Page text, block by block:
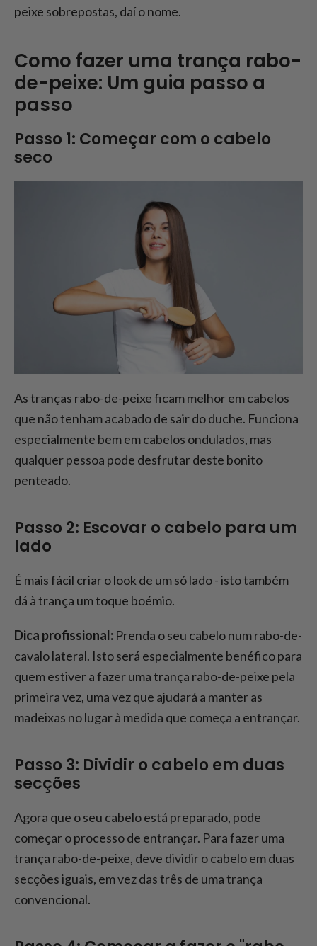
peixe sobrepostas, daí o nome.
Como fazer uma trança rabo-
de-peixe: Um guia passo a
passo
Passo 1: Começar com o cabelo
seco
As tranças rabo-de-peixe ficam melhor em cabelos
que não tenham acabado de sair do duche. Funciona
especialmente bem em cabelos ondulados, mas
qualquer pessoa pode desfrutar deste bonito
penteado.
Passo 2: Escovar o cabelo para um
lado
É mais fácil criar o look de um só lado - isto também
dá à trança um toque boémio.
Dica profissional: Prenda o seu cabelo num rabo-de-
cavalo lateral. Isto será especialmente benéfico para
quem estiver a fazer uma trança rabo-de-peixe pela
primeira vez, uma vez que ajudará a manter as
madeixas no lugar à medida que começa a entrançar.
Passo 3: Dividir o cabelo em duas
secções
Agora que o seu cabelo está preparado, pode
começar o processo de entrançar. Para fazer uma
trança rabo-de-peixe, deve dividir o cabelo em duas
secções iguais, em vez das três de uma trança
convencional.